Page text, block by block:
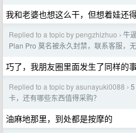
我和老婆也想这么干，但想着娃还
Replied to a topic by pengzhizhuo › 牛
Plan Pro 莫名被永久封禁，联系客服，
巧了，我朋友圈里面发生了同样的
Replied to a topic by asunayuki0088 ›
卡，还有哪些东西值得采购？
油麻地那里，到处都是按摩的